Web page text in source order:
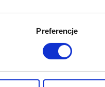
Preferencje